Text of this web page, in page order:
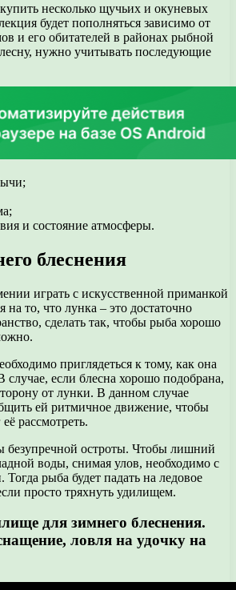
несколько щучьих и окуневых
будет пополняться зависимо от
и его обитателей в районах рыбной
нужно учитывать последующие
и состояние атмосферы.
блеснения
играть с искусственной приманкой
то, что лунка – это достаточно
сделать так, чтобы рыба хорошо
приглядеться к тому, как она
случае, если блесна хорошо подобрана,
от лунки. В данном случае
ей ритмичное движение, чтобы
рассмотреть.
остроты. Чтобы лишний
воды, снимая улов, необходимо с
рыба будет падать на ледовое
просто тряхнуть удилищем.
для зимнего блеснения.
ловля на удочку на